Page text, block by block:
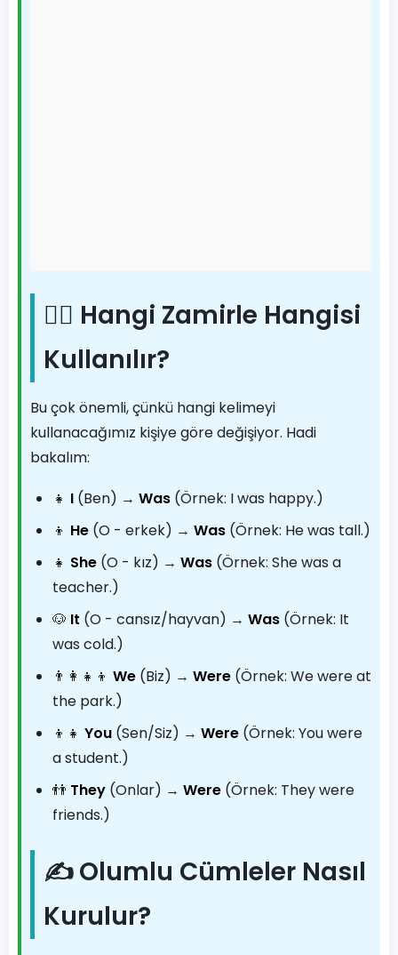
🙋‍♂️ Hangi Zamirle Hangisi
Kullanılır?
Bu çok önemli, çünkü hangi kelimeyi
kullanacağımız kişiye göre değişiyor. Hadi
bakalım:
👧 I (Ben) → Was (Örnek: I was happy.)
👦 He (O - erkek) → Was (Örnek: He was tall.)
👧 She (O - kız) → Was (Örnek: She was a
teacher.)
🐶 It (O - cansız/hayvan) → Was (Örnek: It
was cold.)
👨‍👩‍👧‍👦 We (Biz) → Were (Örnek: We were at
the park.)
👦👧 You (Sen/Siz) → Were (Örnek: You were
a student.)
👬 They (Onlar) → Were (Örnek: They were
friends.)
✍️ Olumlu Cümleler Nasıl
Kurulur?